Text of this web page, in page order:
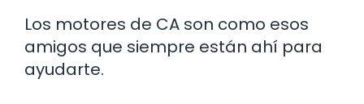
Los motores de CA son como esos
amigos que siempre están ahí para
ayudarte.